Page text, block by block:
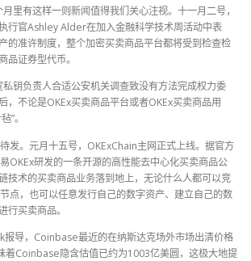
里有这样一则新闻值得我们关心注视。十一月二号，
行官Ashley Alder在加入金融科学技术周活动中表
的准许制度，整个加密买卖商品平台都将受到检查检
品证券型代币。
私钥负责人合适公安机关调查致没有方法完成权力委
，不论是OKEx买卖商品平台或者OKEx买卖商品用
”。
发。元月十五号，OKExChain主网正式上线。据官方
OKEx研发的一条开源的高性能去中心化买卖商品公
技术的买卖商品业务落到地上，无论什么人都可以竞
点，也可以任意发行自己的数字资产、建立自己的数
行买卖商品。
导，Coinbase最近的在纳斯达克场外市场出清价格
着Coinbase隐含估值已约为1003亿美圆，这极大地提